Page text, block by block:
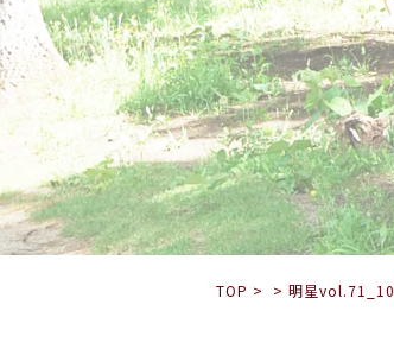
TOP > > 明星vol.71_10